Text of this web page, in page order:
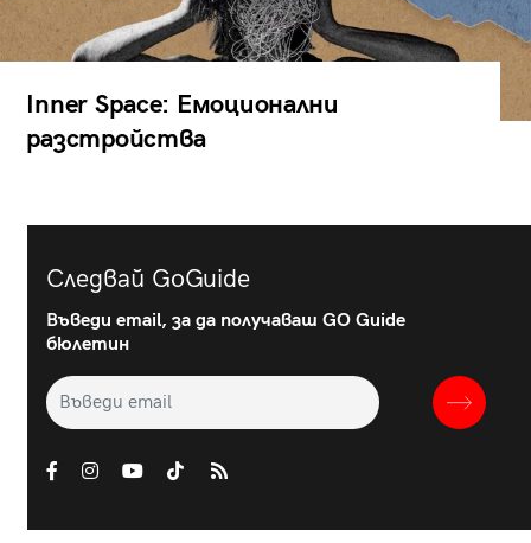
Inner Space: Емоционални
разстройства
Следвай GoGuide
Въведи email, за да получаваш GO Guide
бюлетин